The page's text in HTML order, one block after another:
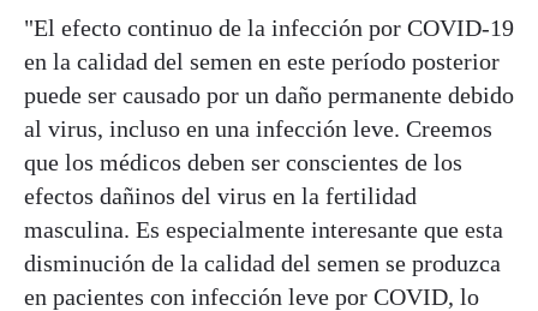
"El efecto continuo de la infección por COVID-19
en la calidad del semen en este período posterior
puede ser causado por un daño permanente debido
al virus, incluso en una infección leve. Creemos
que los médicos deben ser conscientes de los
efectos dañinos del virus en la fertilidad
masculina. Es especialmente interesante que esta
disminución de la calidad del semen se produzca
en pacientes con infección leve por COVID, lo